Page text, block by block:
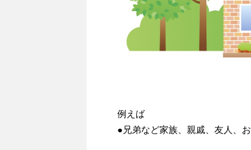
例えば
●兄弟など家族、親戚、友人、